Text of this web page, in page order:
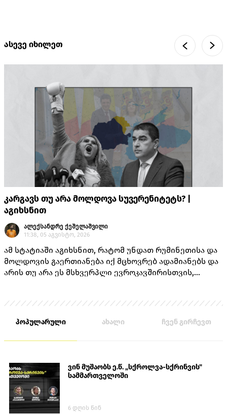
ასევე იხილეთ
კარგავს თუ არა მოლდოვა სუვერენიტეტს? |
აგიხსნით
ალექსანდრე ქეშელაშვილი
11:38, 05 აგვისტო, 2026
ამ სტატიაში აგიხსნით, რატომ უნდათ რუმინეთისა და
მოლდოვის გაერთიანება იქ მცხოვრებ ადამიანებს და
არის თუ არა ეს მსხვერპლი ევროკავშირისთვის,
პოპულარული ახალი ჩვენ გირჩევთ
ვინ მუშაობს ე.წ. „სქროლვა-სქრინვის"
სამმართველოში
6 დღის წინ